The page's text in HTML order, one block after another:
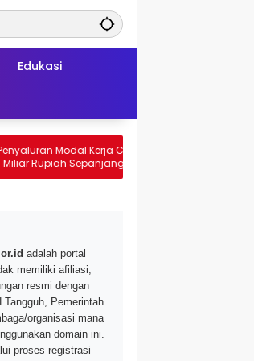
Edukasi
Modal Kerja CNAF
Sepanjang Maret
adalah portal
memiliki afiliasi,
resmi dengan
Tangguh, Pemerintah
organisasi mana
domain ini.
proses registrasi